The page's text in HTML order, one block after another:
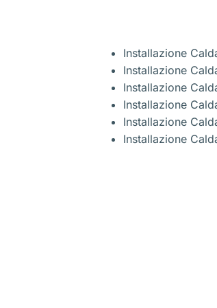
Installazione
Installazione
Installazione
Installazione
Installazione
Installazione